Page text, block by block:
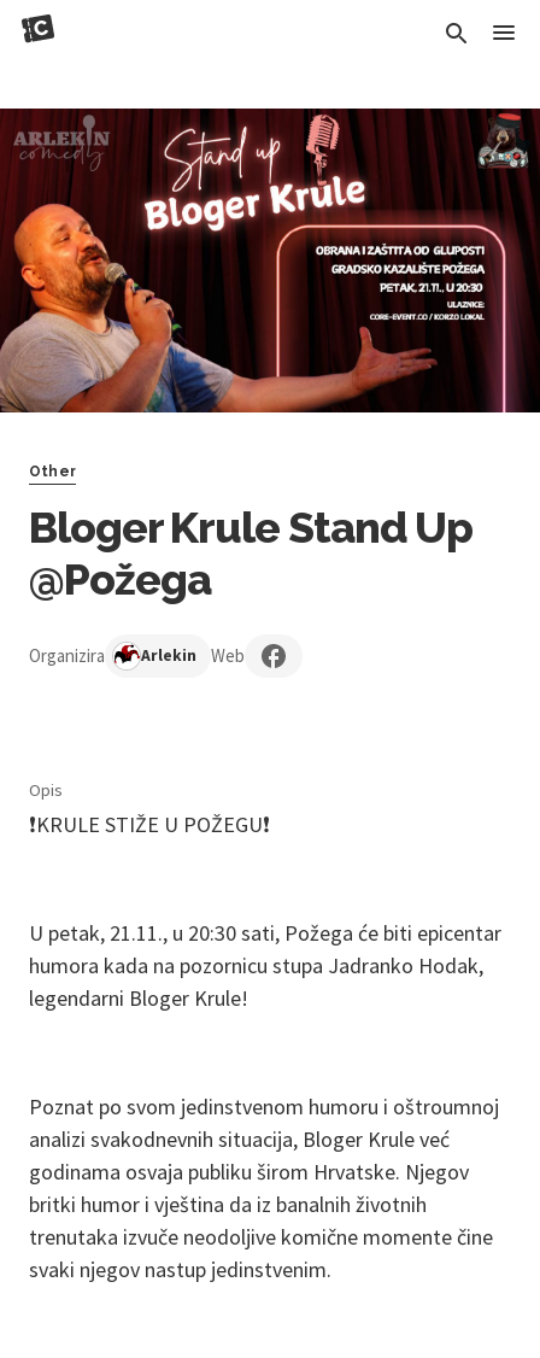
Other
Bloger Krule Stand Up
@Požega
Organizira Arlekin Web
Opis
❗️KRULE STIŽE U POŽEGU❗️
U petak, 21.11., u 20:30 sati, Požega će biti epicentar
humora kada na pozornicu stupa Jadranko Hodak,
legendarni Bloger Krule!
Poznat po svom jedinstvenom humoru i oštroumnoj
analizi svakodnevnih situacija, Bloger Krule već
godinama osvaja publiku širom Hrvatske. Njegov
britki humor i vještina da iz banalnih životnih
trenutaka izvuče neodoljive komične momente čine
svaki njegov nastup jedinstvenim.